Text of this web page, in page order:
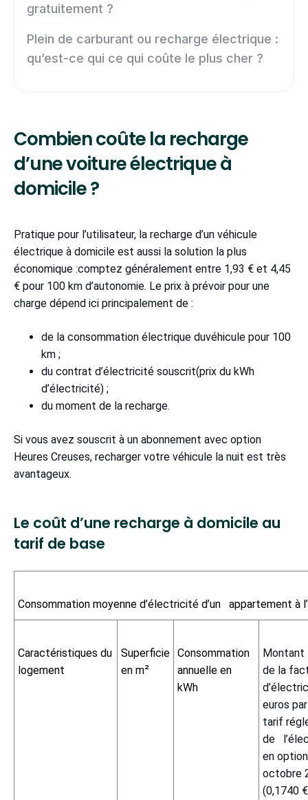
gratuitement ?
Plein de carburant ou recharge électrique :
qu’est-ce qui ce qui coûte le plus cher ?
Combien coûte la recharge
d’une voiture électrique à
domicile ?
Pratique pour l’utilisateur, la recharge d’un véhicule
électrique à domicile est aussi la solution la plus
économique :comptez généralement entre 1,93 € et 4,45
€ pour 100 km d’autonomie. Le prix à prévoir pour une
charge dépend ici principalement de :
de la consommation électrique duvéhicule pour 100
km ;
du contrat d’électricité souscrit(prix du kWh
d’électricité) ;
du moment de la recharge.
Si vous avez souscrit à un abonnement avec option
Heures Creuses, recharger votre véhicule la nuit est très
avantageux.
Le coût d’une recharge à domicile au
tarif de base
Consommation moyenne d’électricité d’un appartement à
Caractéristiques du
logement
Superficie
en m²
Consommation
annuelle en
kWh
de la
euros
tarif
de
en
octobre
(0,1740